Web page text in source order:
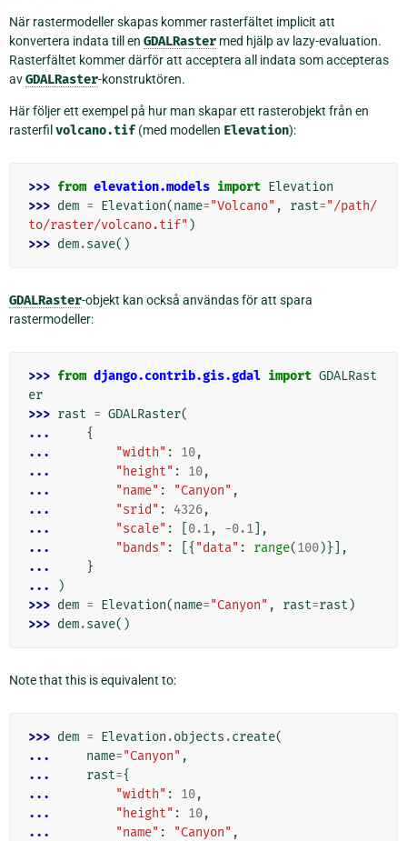
När rastermodeller skapas kommer rasterfältet implicit att
konvertera indata till en GDALRaster med hjälp av lazy-evaluation.
Rasterfältet kommer därför att acceptera all indata som accepteras
avGDALRaster-konstruktören.
Här följer ett exempel på hur man skapar ett rasterobjekt från en
rasterfilvolcano.tif (med modellen Elevation):
>>> from elevation.models import Elevation
>>> dem = Elevation(name="Volcano" , rast="/path/
to/raster/volcano.tif" )
>>> dem.save()
GDALRaster-objekt kan också användas för att spara
rastermodeller:
>>> from django.contrib.gis.gdal import GDALRast
er
>>> rast = GDALRaster(
...
{
...
"width" : 10,
...
"height" : 10,
...
"name" : "Canyon" ,
...
"srid" : 4326,
...
"scale" : 0.1, -0.1 ],
...
"bands" : [{ "data" : range(100)}],
...
}
...
)
>>> dem = Elevation(name="Canyon" , rast=rast )
>>> dem.save()
Note that this is equivalent to:
>>> dem = Elevation .objects .create(
...
name="Canyon" ,
...
rast={
...
"width" : 10,
...
"height" : 10,
...
"name" : "Canyon" ,